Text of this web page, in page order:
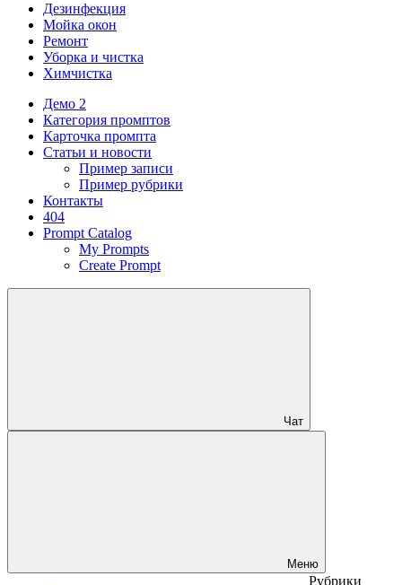
Дезинфекция
Мойка окон
Ремонт
Уборка и чистка
Химчистка
Демо 2
Категория промптов
Карточка промпта
Статьи и новости
Пример записи
Пример рубрики
Контакты
404
Prompt Catalog
My Prompts
Create Prompt
Чат
Меню
Рубрики